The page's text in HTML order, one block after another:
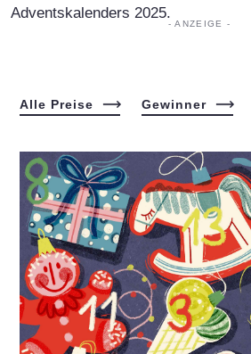
Adventskalenders 2025.
Alle Preise Gewinner